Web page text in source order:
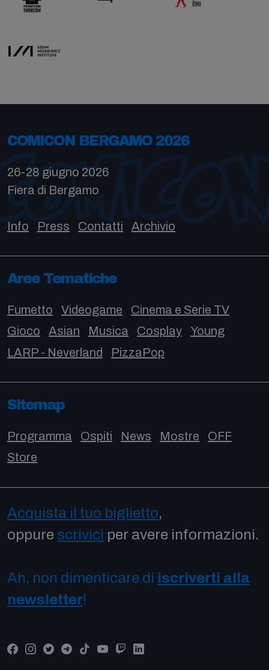
COMICON BERGAMO 2026
26-28 giugno 2026
Fiera di Bergamo
Info Press Contatti Archivio
Aree Tematiche
Fumetto Videogame
Cinema e Serie TV
Gioco
Asian Musica Cosplay
Young
LARP - Neverland
PizzaPop
Sitemap
Programma Ospiti News Mostre
OFF
Store
Acquista il tuo biglietto,
oppure scrivici per avere informazioni.
Ah, non dimenticare di iscriverti alla
newsletter!